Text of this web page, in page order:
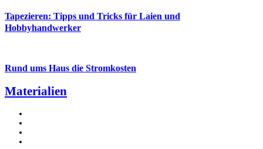
Tapezieren: Tipps und Tricks für Laien und
Hobbyhandwerker
Rund ums Haus die Stromkosten
Materialien